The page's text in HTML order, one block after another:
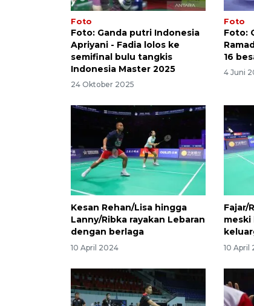
Foto
Foto: Ganda putri Indonesia
Apriyani - Fadia lolos ke
semifinal bulu tangkis
Indonesia Master 2025
24 Oktober 2025
Foto
Foto:
16
4 Juni
Kesan Rehan/Lisa hingga
Lanny/Ribka rayakan Lebaran
dengan berlaga
10 April 2024
Fajar/
meski
10 April